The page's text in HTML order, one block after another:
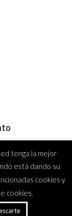
tenga la mejor
está dando su
cookies y
cookies.